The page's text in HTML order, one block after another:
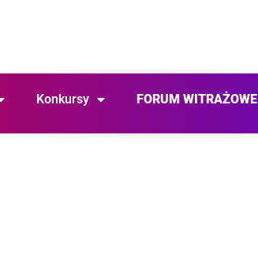
Konkursy FORUM WITRAŻOWE